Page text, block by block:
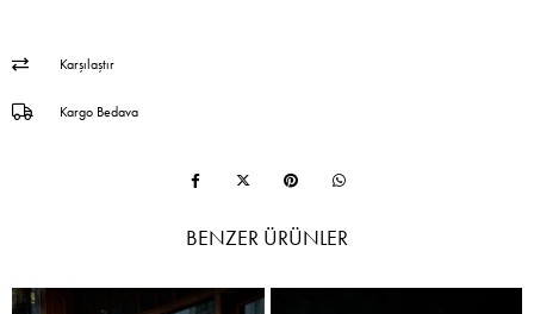
Karşılaştır
Kargo Bedava
BENZER ÜRÜNLER